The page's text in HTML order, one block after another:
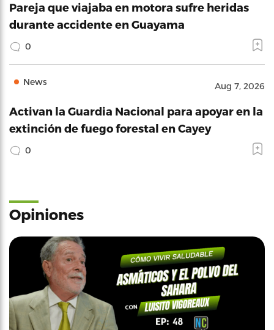
Pareja que viajaba en motora sufre heridas
durante accidente en Guayama
0
News Aug 7, 2026
Activan la Guardia Nacional para apoyar en la
extinción de fuego forestal en Cayey
0
Opiniones